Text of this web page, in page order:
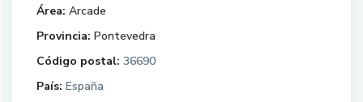
Área: Arcade
Provincia: Pontevedra
Código postal: 36690
País: España